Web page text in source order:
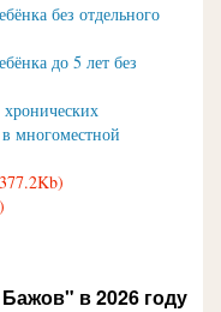
без отдельного
до 5 лет без
многоместной
в 2026 году